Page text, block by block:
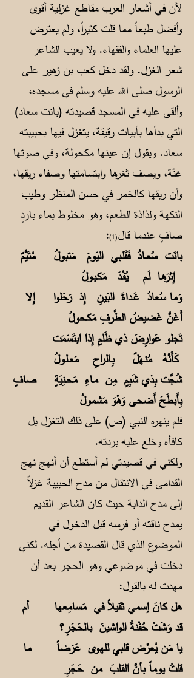
لأن في أشعار العرب مقاطع غزلية أقوى
وأفضل طبعاً مما قلت كثيراً، ولم يعترض
عليها العلماء والفقهاء. ولا يعيب الشاعر
شعر الغزل. ولقد دخل كعب بن زهير على
الرسول صلى الله عليه وسلم في مسجده،
وألقى عليه في المسجد قصيدته (بانت سعاد)
التي بدأها بأبيات رقيقة، يتغزل فيها بحبيبته
سعاد. ويقول إن عينها مكحولة، وفي صوتها
غنّة، ويصف ثغرها وابتسامتها وصفاء ريقها،
وأن ريقها كالخمر في حسن المنظر وطيب
النكهة ولذاذة الطعم، وهو مخلوط بماء باردٍ
صافٍ عندما قال(1)
:
بانَت سُعــادُ فَقَلـبي اليَومَ مَتبولُمُتَيَّمٌ
إِثرَهـا لَـم يُفْـدَ مَكـبـولُ
وَما سُعادُ غَــداةَ البَينِ إِذ رَحَلواإِلا
أَغَنُّ غَضيضُ الطَّرفِ مَكـحولُ
تَجلو عَوارِضَ ذي ظَلمٍ إِذا ابتَسَمَت
كَأَنَّهُ مُنـهَلٌ بِـالراحِ مَعــلـولُ
شُجَّت بِذي شَبِمٍ مِن مـاءِ مَحـنِيَةٍصافٍ
بِأَبطَحَ أَضحى وَهْوَ مَشمولُ
فلم ينهره النبي (ص) على ذلك التغزل بل
كافأه وخلع عليه بردته.
ولكني في قصيدتي لم أستطع أن أنهج نهج
القدامى في الانتقال من مدح الحبيبة غزلاً
إلى مدح الدابة حيث كان الشاعر القديم
يمدح ناقته أو فرسه قبل الدخول في
الموضوع الذي قال القصيدة من أجله. لكني
دخلت في موضوعي وهو الحجر بعد أن
مهدت له بالقول:
هل كانَ إسمي ثقيلاً في مَسامِعهاأم
قد وَشَتْ حُفْنةُ الواشينَ بالحَجَرِ؟
يا مَن يُعرِّض قلبي للهوى عَرَضاًما
قلتُ يوماً بأنَّ القـلبَ من حَجَرِ